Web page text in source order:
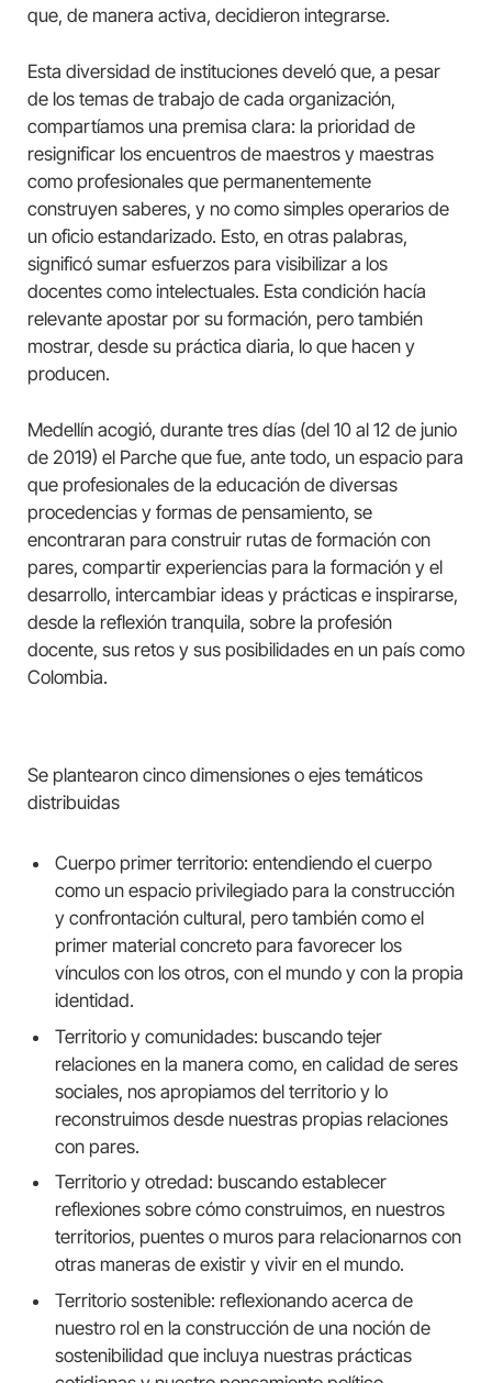
que, de manera activa, decidieron integrarse.
Esta diversidad de instituciones develó que, a pesar
de los temas de trabajo de cada organización,
compartíamos una premisa clara: la prioridad de
resignificar los encuentros de maestros y maestras
como profesionales que permanentemente
construyen saberes, y no como simples operarios de
un oficio estandarizado. Esto, en otras palabras,
significó sumar esfuerzos para visibilizar a los
docentes como intelectuales. Esta condición hacía
relevante apostar por su formación, pero también
mostrar, desde su práctica diaria, lo que hacen y
producen.
Medellín acogió, durante tres días (del 10 al 12 de junio
de 2019) el Parche que fue, ante todo, un espacio para
que profesionales de la educación de diversas
procedencias y formas de pensamiento, se
encontraran para construir rutas de formación con
pares, compartir experiencias para la formación y el
desarrollo, intercambiar ideas y prácticas e inspirarse,
desde la reflexión tranquila, sobre la profesión
docente, sus retos y sus posibilidades en un país como
Colombia.
Se plantearon cinco dimensiones o ejes temáticos
distribuidas
Cuerpo primer territorio: entendiendo el cuerpo
como un espacio privilegiado para la construcción
y confrontación cultural, pero también como el
primer material concreto para favorecer los
vínculos con los otros, con el mundo y con la propia
identidad.
Territorio y comunidades: buscando tejer
relaciones en la manera como, en calidad de seres
sociales, nos apropiamos del territorio y lo
reconstruimos desde nuestras propias relaciones
con pares.
Territorio y otredad: buscando establecer
reflexiones sobre cómo construimos, en nuestros
territorios, puentes o muros para relacionarnos con
otras maneras de existir y vivir en el mundo.
Territorio sostenible: reflexionando acerca de
nuestro rol en la construcción de una noción de
sostenibilidad que incluya nuestras prácticas